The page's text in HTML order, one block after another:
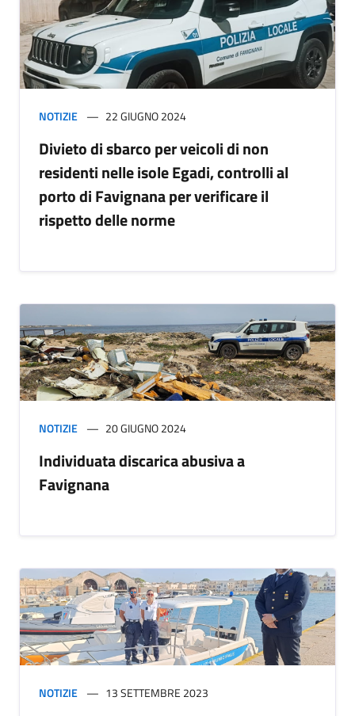
NOTIZIE 22 GIUGNO 2024
Divieto di sbarco per veicoli di non
residenti nelle isole Egadi, controlli al
porto di Favignana per verificare il
rispetto delle norme
NOTIZIE 20 GIUGNO 2024
Individuata discarica abusiva a
Favignana
NOTIZIE 13 SETTEMBRE 2023